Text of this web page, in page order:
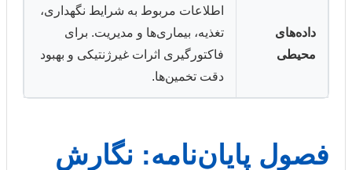
داده‌های
محیطی
اطلاعات مربوط به شرایط نگهداری،
تغذیه، بیماری‌ها و مدیریت. برای
فاکتورگیری اثرات غیرژنتیکی و بهبود
دقت تخمین‌ها.
فصول پایان‌نامه: نگارش